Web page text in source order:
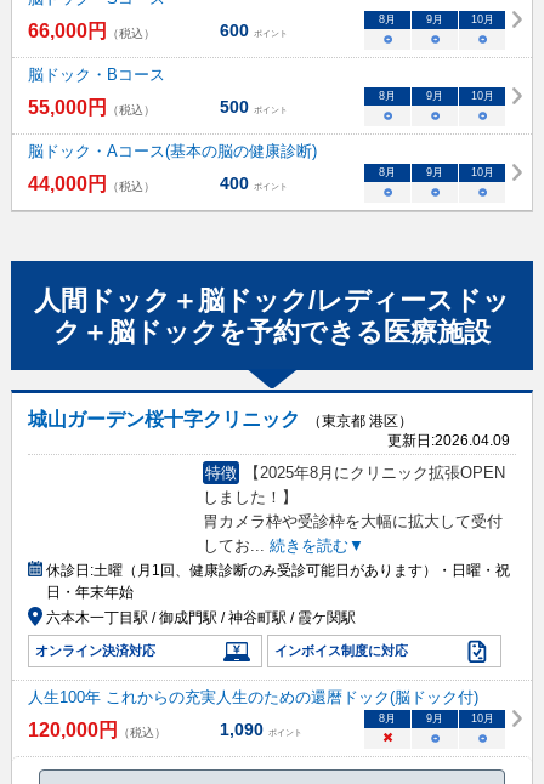
66,000円 （税込） 600 ポイント
8月 9月 10月
○ ○ ○
脳ドック・Bコース
55,000円 （税込） 500 ポイント
8月 9月 10月
○ ○ ○
脳ドック・Aコース(基本の脳の健康診断)
44,000円 （税込） 400 ポイント
8月 9月 10月
○ ○ ○
人間ドック＋脳ドック/レディースドッ
ク＋脳ドック を予約できる 医療施設
城山ガーデン桜十字クリニック
（東京都 港区）
更新日:2026.04.09
特徴
【2025年8月にクリニック拡張OPEN
しました！】
胃カメラ枠や受診枠を大幅に拡大して受付
してお... 続きを読む▼
休診日:土曜（月1回、健康診断のみ受診可能日があります）・日曜・祝
日・年末年始
六本木一丁目駅 / 御成門駅 / 神谷町駅 / 霞ケ関駅
オンライン決済対応 インボイス制度に対応
人生100年 これからの充実人生のための還暦ドック(脳ドック付)
120,000円 （税込） 1,090 ポイント
8月 9月 10月
× ○ ○